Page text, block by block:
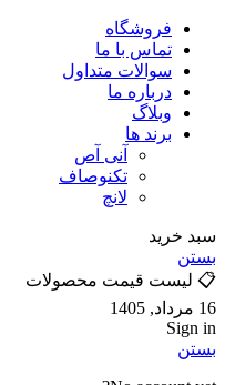
فروشگاه
تماس با ما
سوالات متداول
درباره ما
وبلاگ
برند ها
آنی آص
تکنوصاف
لانچ
سبد خرید
بستن
📋 لیست قیمت محصولات
16 مرداد, 1405
Sign in
بستن